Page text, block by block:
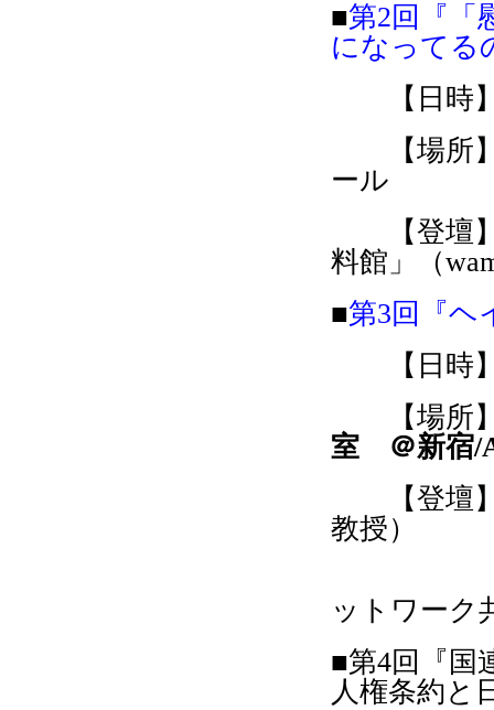
■第2回『「
になってる
【日時】
【場所】
ール
【登壇】
料館」（
■第3回『ヘ
【日時】
【場所
室 ＠新宿/
【登壇】
教授）
ットワーク
■第4回『国
人権条約と